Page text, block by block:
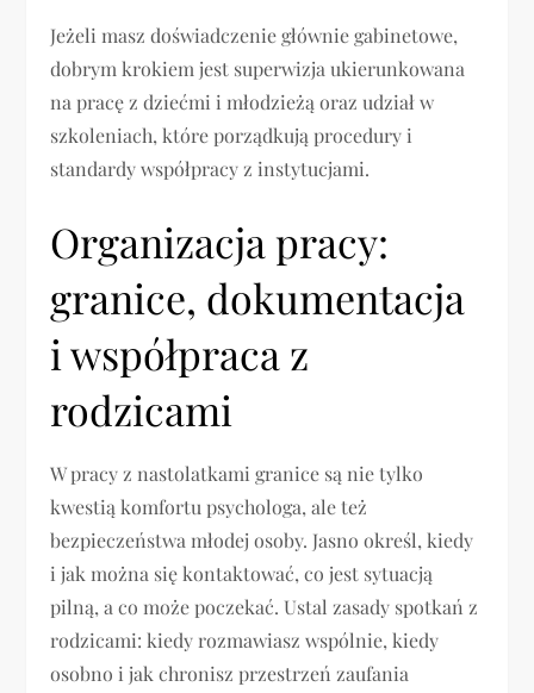
Jeżeli masz doświadczenie głównie gabinetowe,
dobrym krokiem jest superwizja ukierunkowana
na pracę z dziećmi i młodzieżą oraz udział w
szkoleniach, które porządkują procedury i
standardy współpracy z instytucjami.
Organizacja pracy:
granice, dokumentacja
i współpraca z
rodzicami
W pracy z nastolatkami granice są nie tylko
kwestią komfortu psychologa, ale też
bezpieczeństwa młodej osoby. Jasno określ, kiedy
i jak można się kontaktować, co jest sytuacją
pilną, a co może poczekać. Ustal zasady spotkań z
rodzicami: kiedy rozmawiasz wspólnie, kiedy
osobno i jak chronisz przestrzeń zaufania